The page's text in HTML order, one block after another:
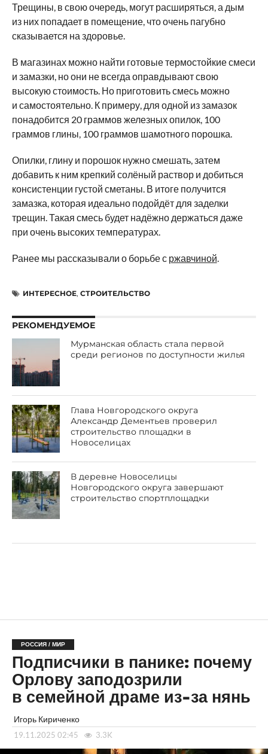
Трещины, в свою очередь, могут расширяться, а дым
из них попадает в помещение, что очень пагубно
сказывается на здоровье.
В магазинах можно найти готовые термостойкие смеси
и замазки, но они не всегда оправдывают свою
высокую стоимость. Но приготовить смесь можно
и самостоятельно. К примеру, для одной из замазок
понадобится 20 граммов железных опилок, 100
граммов глины, 100 граммов шамотного порошка.
Опилки, глину и порошок нужно смешать, затем
добавить к ним крепкий солёный раствор и добиться
консистенции густой сметаны. В итоге получится
замазка, которая идеально подойдёт для заделки
трещин. Такая смесь будет надёжно держаться даже
при очень высоких температурах.
Ранее мы рассказывали о борьбе с ржавчиной.
ИНТЕРЕСНОЕ, СТРОИТЕЛЬСТВО
РЕКОМЕНДУЕМОЕ
Мурманская область стала первой
среди регионов по доступности жилья
Глава Новгородского округа
Александр Дементьев проверил
строительство площадки в
Новоселицах
В деревне Новоселицы
Новгородского округа завершают
строительство спортплощадки
РОССИЯ / МИР
Подписчики в панике: почему
Орлову заподозрили
в семейной драме из-за нянь
Игорь Кириченко
19.11.2025 02:45 3.3K